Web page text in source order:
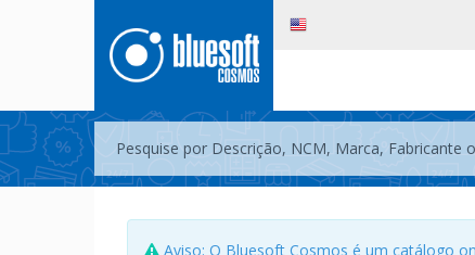
Aviso: O Bluesoft Cosmos é um catálogo